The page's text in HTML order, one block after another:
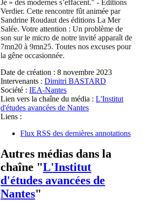
Je » des modernes s’effacent." - Éditions
Verdier. Cette rencontre fût animée par
Sandrine Roudaut des éditions La Mer
Salée. Votre attention : Un problème de
son sur le micro de notre invité apparaît de
7mn20 à 9mn25. Toutes nos excuses pour
la gêne occasionnée.
Date de création : 8 novembre 2023
Intervenants : Dimitri BASTARD
Société : IEA-Nantes
Lien vers la chaîne du média : L'Institut
d'études avancées de Nantes
Liens :
Flux RSS des dernières annotations
Autres médias dans la
chaîne "L'Institut
d'études avancées de
Nantes"